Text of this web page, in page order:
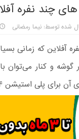
چند نفره
شده توسط: نیما رمضانی
آفلاین که زمانی
و کنار می‌توان
۴ را به شما معرفی خواهیم کرد.